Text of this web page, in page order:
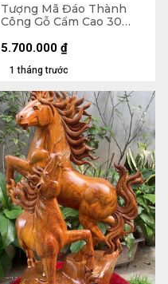
Tượng Mã Đáo Thành
Công Gỗ Cẩm Cao 30
1 tháng trước
5.700.000 ₫